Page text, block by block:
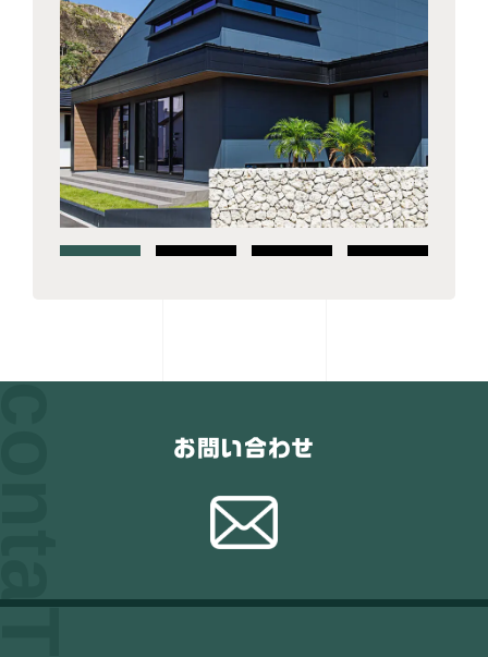
お問い合わせ